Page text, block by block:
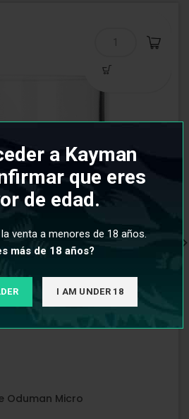
a Kayman
que eres
de edad.
venta a menores de 18 años.
más de 18 años?
I AM UNDER 18
Oduman Micro